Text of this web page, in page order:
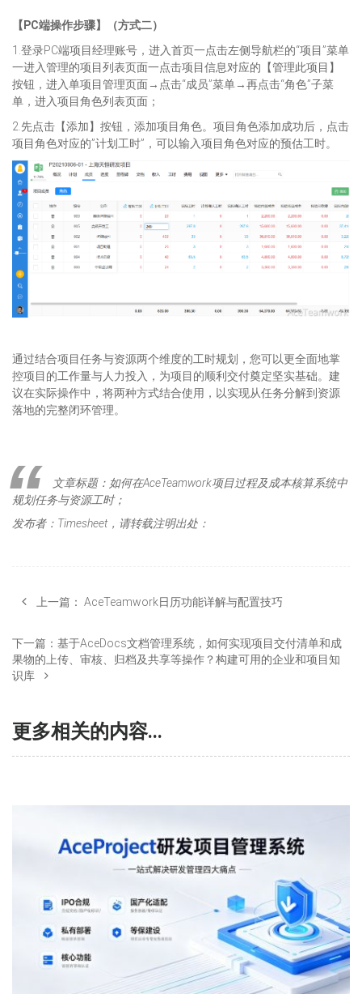
【PC端操作步骤】（方式二）
1.登录PC端项目经理账号，进入首页一点击左侧导航栏的“项目”菜单
一进入管理的项目列表页面一点击项目信息对应的【管理此项目】
按钮，进入单项目管理页面→点击“成员”菜单→再点击“角色”子菜
单，进入项目角色列表页面；
2.先点击【添加】按钮，添加项目角色。项目角色添加成功后，点击
项目角色对应的”计划工时”，可以输入项目角色对应的预估工时。
通过结合项目任务与资源两个维度的工时规划，您可以更全面地掌
控项目的工作量与人力投入，为项目的顺利交付奠定坚实基础。建
议在实际操作中，将两种方式结合使用，以实现从任务分解到资源
落地的完整闭环管理。
文章标题：如何在AceTeamwork项目过程及成本核算系统中
规划任务与资源工时；
发布者：Timesheet，请转载注明出处：
上一篇： AceTeamwork日历功能详解与配置技巧
下一篇： 基于AceDocs文档管理系统，如何实现项目交付清单和成
果物的上传、审核、归档及共享等操作？构建可用的企业和项目知
识库
更多相关的内容...